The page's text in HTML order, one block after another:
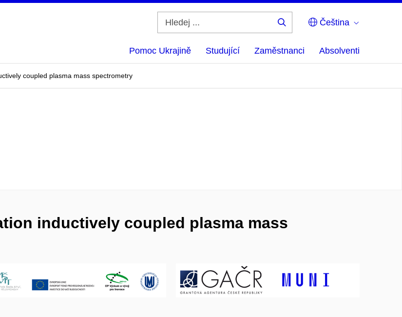
Čeština
Pomoc Ukrajině Studující Zaměstnanci Absolventi
coupled plasma mass spectrometry
inductively coupled plasma mass